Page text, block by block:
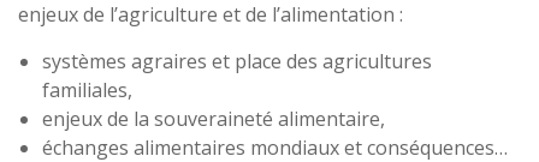
enjeux de l’agriculture et de l’alimentation :
systèmes agraires et place des agricultures
familiales,
enjeux de la souveraineté alimentaire,
échanges alimentaires mondiaux et conséquences…